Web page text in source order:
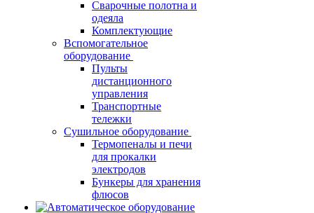
Сварочные полотна и
одеяла
Комплектующие
Вспомогательное
оборудование
Пульты
дистанционного
управления
Транспортные
тележки
Сушильное оборудование
Термопеналы и печи
для прокалки
электродов
Бункеры для хранения
флюсов